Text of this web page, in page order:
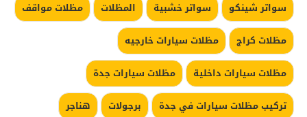
سواتر شينكو
سواتر خشبية المظلات
مظلات مواقف
مظلات كراج
مظلات سيارات خارجيه
مظلات سيارات داخلية
مظلات سيارات جدة
تركيب مظلات سيارات في جدة
برجولات
هناجر